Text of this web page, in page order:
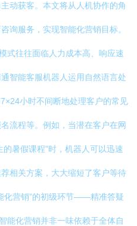
动获客。本文将从人机协作的角
询服务，实现智能化营销目标。
式往往面临人力成本高、响应速
智能客服机器人运用自然语言处
小时不间断地处理客户的常见
流程等。例如，当潜在客户在网
暑假课程”时，机器人可以迅速
相关方案，大大缩短了客户等待
化营销”的初级环节——精准答疑
能化营销并非一味依赖于全体自